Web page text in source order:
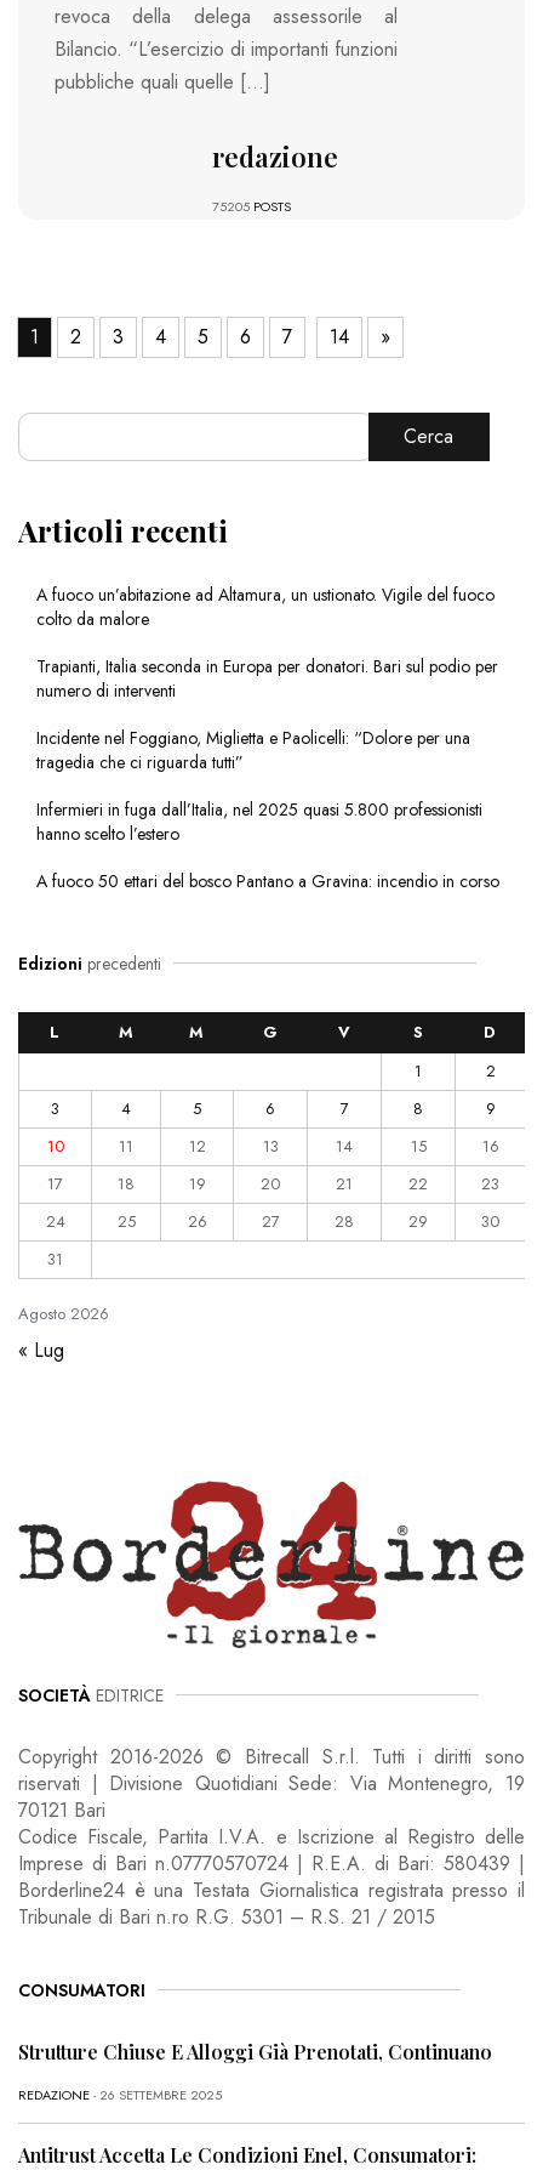
revoca della delega assessorile al
Bilancio. “L’esercizio di importanti funzioni
pubbliche quali quelle […]
redazione
75205 POSTS
1 2 3 4 5 6 7 14 »
Cerca
Articoli recenti
A fuoco un’abitazione ad Altamura, un ustionato. Vigile del fuoco
colto da malore
Trapianti, Italia seconda in Europa per donatori. Bari sul podio per
numero di interventi
Incidente nel Foggiano, Miglietta e Paolicelli: “Dolore per una
tragedia che ci riguarda tutti”
Infermieri in fuga dall’Italia, nel 2025 quasi 5.800 professionisti
hanno scelto l’estero
A fuoco 50 ettari del bosco Pantano a Gravina: incendio in corso
Edizioni precedenti
Agosto 2026
L M M G V S
D
1
2
3
4 5 6 7 8
9
10
11 12 13 14 15
16
17
18 19 20 21 22
23
24
25 26 27 28 29
30
31
« Lug
SOCIETÀ EDITRICE
Copyright 2016-2026 © Bitrecall S.r.l. Tutti i diritti sono
riservati | Divisione Quotidiani Sede: Via Montenegro, 19
70121 Bari
Codice Fiscale, Partita I.V.A. e Iscrizione al Registro delle
Imprese di Bari n.07770570724 | R.E.A. di Bari: 580439 |
Borderline24 è una Testata Giornalistica registrata presso il
Tribunale di Bari n.ro R.G. 5301 – R.S. 21 / 2015
CONSUMATORI
Strutture Chiuse E Alloggi Già Prenotati, Continuano
REDAZIONE- 26 SETTEMBRE 2025
Antitrust Accetta Le Condizioni Enel, Consumatori: